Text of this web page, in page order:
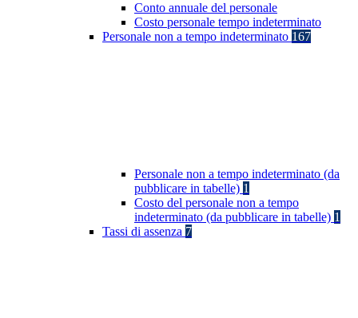
Conto annuale del personale
Costo personale tempo indeterminato
Personale non a tempo indeterminato 167
Personale non a tempo indeterminato (da
pubblicare in tabelle) 1
Costo del personale non a tempo
indeterminato (da pubblicare in tabelle) 1
Tassi di assenza 7